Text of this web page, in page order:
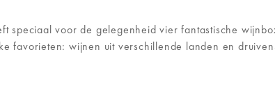
speciaal voor de gelegenheid vier fantastische
favorieten: wijnen uit verschillende landen en